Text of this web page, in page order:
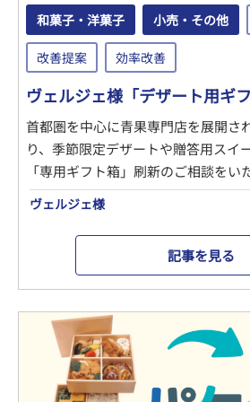
和菓子・洋菓子 小売・その他
改善提案 効率改善
ヴェルジェ様「デザート用ギ
首都圏を中心に青果専門店を展開さ
り、季節限定デザートや贈答用スイ
「専用ギフト箱」刷新のご相談をい
ヴェルジェ様
記事を見る